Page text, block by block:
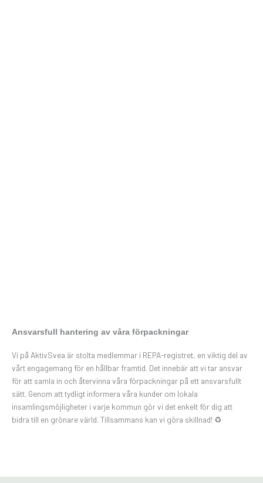
Ansvarsfull hantering av våra förpackningar
Vi på AktivSvea är stolta medlemmar i REPA-registret, en viktig del av
vårt engagemang för en hållbar framtid. Det innebär att vi tar ansvar
för att samla in och återvinna våra förpackningar på ett ansvarsfullt
sätt. Genom att tydligt informera våra kunder om lokala
insamlingsmöjligheter i varje kommun gör vi det enkelt för dig att
bidra till en grönare värld. Tillsammans kan vi göra skillnad! ♻️